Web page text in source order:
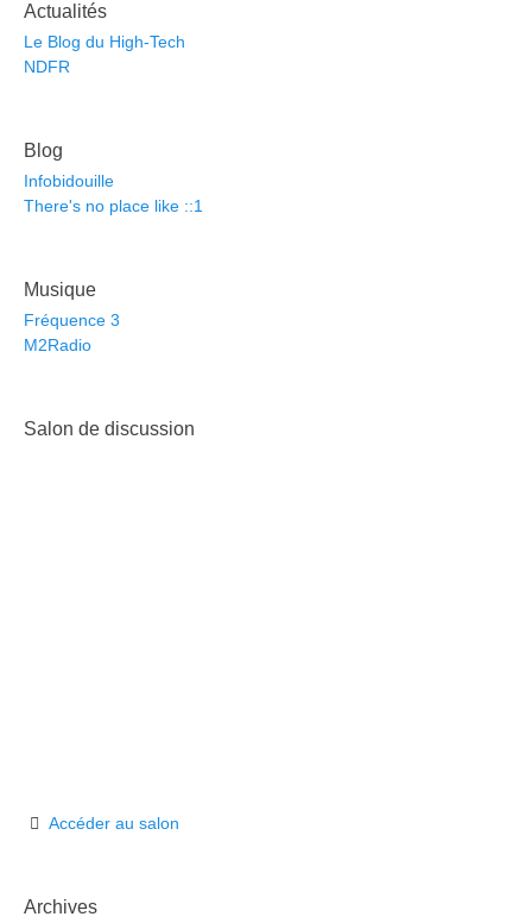
Actualités
Le Blog du High-Tech
NDFR
Blog
Infobidouille
There's no place like ::1
Musique
Fréquence 3
M2Radio
Salon de discussion
Accéder au salon
Archives